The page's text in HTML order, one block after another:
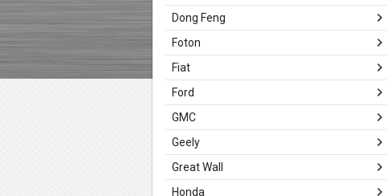
Dong Feng
Foton
Fiat
Ford
GMC
Geely
Great Wall
Honda